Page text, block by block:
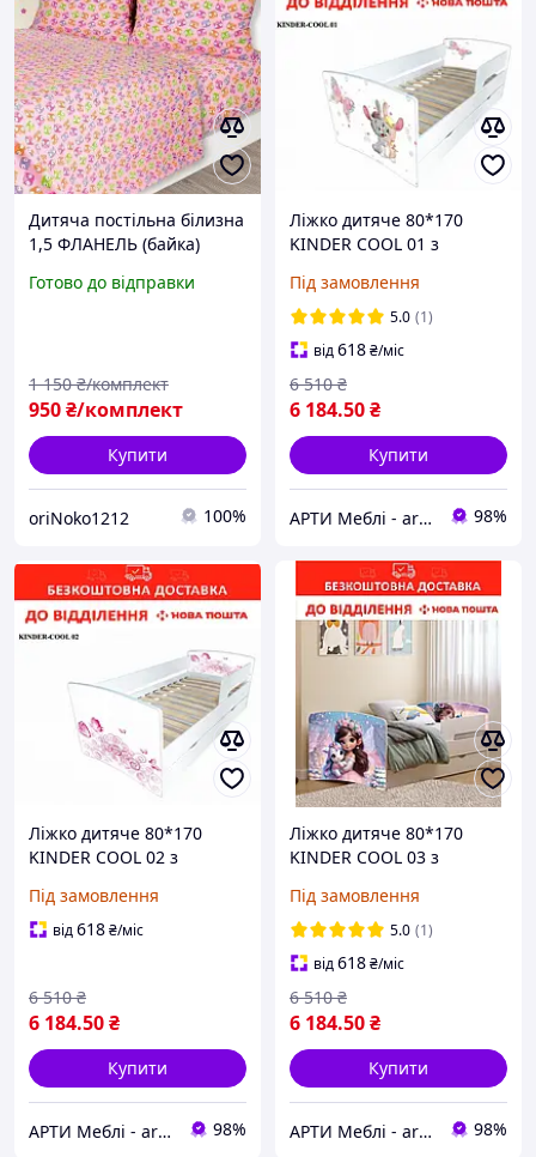
Дитяча постільна білизна
1,5 ФЛАНЕЛЬ (байка)
Ярослав
Готово до відправки
950₴/комплект
1 150 ₴/комплект
Купити
oriNoko1212 100%
Ліжко дитяче 80*170
KINDER COOL 01 з
Під замовлення
5.0 (1)
від618₴/міс
6 184.50₴
6 510 ₴
Купити
АРТИ Меблі - artimebel.com.ua 98%
Ліжко дитяче 80*170
KINDER COOL 02 з
Під замовлення
від618₴/міс
6 184.50₴
6 510 ₴
Купити
АРТИ Меблі - artimebel.com.ua 98%
Ліжко дитяче 80*170
KINDER COOL 03 з
Під замовлення
5.0 (1)
від618₴/міс
6 184.50₴
6 510 ₴
Купити
АРТИ Меблі - artimebel.com.ua 98%